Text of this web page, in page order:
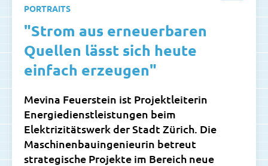
PORTRAITS
"Strom aus erneuerbaren
Quellen lässt sich heute
einfach erzeugen"
Mevina Feuerstein ist Projektleiterin
Energiedienstleistungen beim
Elektrizitätswerk der Stadt Zürich. Die
Maschinenbauingenieurin betreut
strategische Projekte im Bereich neue